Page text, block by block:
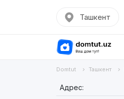
Ташкент
Domtut Ташкент
Адрес: